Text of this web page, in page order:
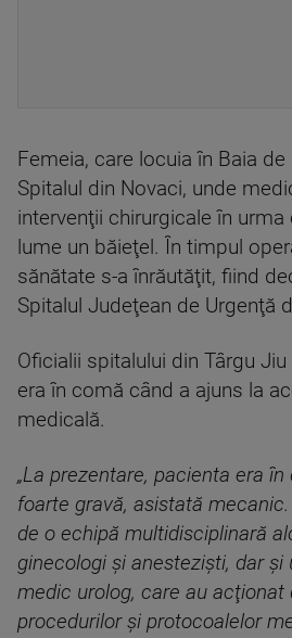
Femeia, care locuia în Baia de
Spitalul din Novaci, unde
intervenţii chirurgicale în urma
lume un băieţel. În timpul
sănătate s-a înrăutăţit, fiind
Spitalul Judeţean de Urgenţă
Oficialii spitalului din Târgu
era în comă când a ajuns la
medicală.
„La prezentare, pacienta era
foarte gravă, asistată
de o echipă multidisciplinară
ginecologi şi anestezişti, dar şi
medic urolog, care au acţionat
procedurilor şi protocoalelor